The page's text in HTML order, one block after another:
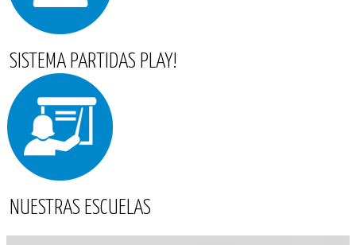
SISTEMA PARTIDAS PLAY!
NUESTRAS ESCUELAS